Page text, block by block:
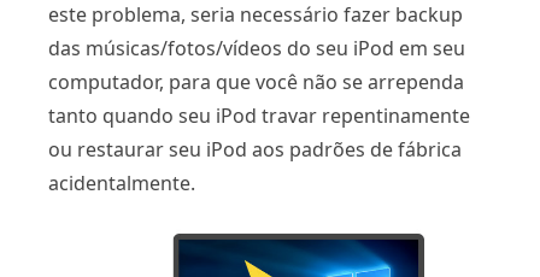
este problema, seria necessário fazer backup
das músicas/fotos/vídeos do seu iPod em seu
computador, para que você não se arrependa
tanto quando seu iPod travar repentinamente
ou restaurar seu iPod aos padrões de fábrica
acidentalmente.